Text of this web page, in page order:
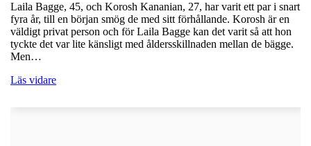
Laila Bagge, 45, och Korosh Kananian, 27, har varit ett par i snart
fyra år, till en början smög de med sitt förhållande. Korosh är en
väldigt privat person och för Laila Bagge kan det varit så att hon
tyckte det var lite känsligt med åldersskillnaden mellan de bägge.
Men…
Läs vidare